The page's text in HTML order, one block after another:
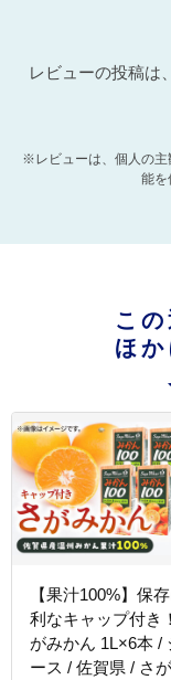
レビューの投稿は
※レビューは、個人の主
能を
こ
ほ
【果汁100%】保
利なキャップ付き
がみかん 1L×6本 /
ース / 佐賀県 / さ